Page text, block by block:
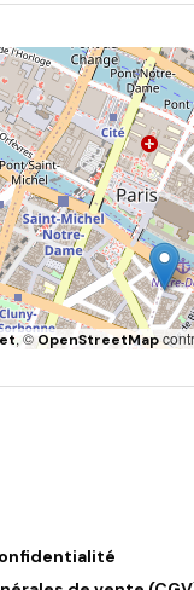
, ©OpenStreetMap